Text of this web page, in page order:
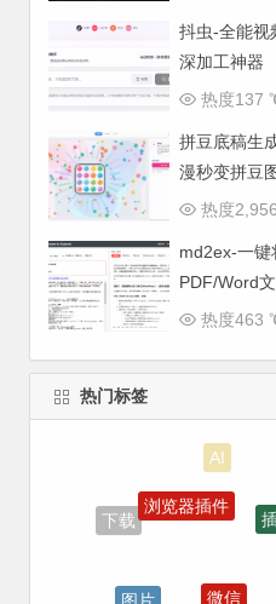
抖虫-全能视
深加工神器
热度137
拼豆底稿生
漫秒变拼豆
热度
md2ex-一键
PDF/Word
热度463
热门标签
下载
浏览器插件
图片